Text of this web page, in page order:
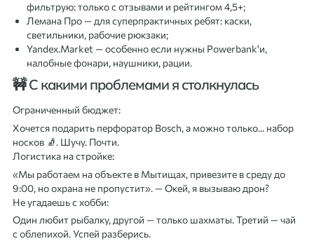
фильтрую: только с отзывами и рейтингом 4,5+;
Лемана Про — для суперпрактичных ребят: каски,
светильники, рабочие рюкзаки;
Yandex.Market — особенно если нужны Powerbank'и,
налобные фонари, наушники, рации.
🚧 С какими проблемами я столкнулась
Ограниченный бюджет:
Хочется подарить перфоратор Bosch, а можно только... набор
носков 🧦. Шучу. Почти.
Логистика на стройке:
«Мы работаем на объекте в Мытищах, привезите в среду до
9:00, но охрана не пропустит». — Окей, я вызываю дрон?
Не угадаешь с хобби:
Один любит рыбалку, другой — только шахматы. Третий — чай
с облепихой. Успей разберись.